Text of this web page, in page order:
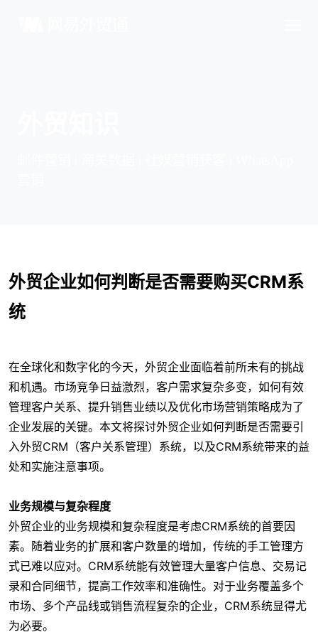
外贸企业如何判断是否需要购买CRM系
统
在全球化和数字化的今天，外贸企业面临着前所未有的挑战
和机遇。市场竞争日益激烈，客户需求复杂多变，如何有效
管理客户关系、提升销售业绩以及优化市场营销策略成为了
企业发展的关键。本文将探讨外贸企业如何判断是否需要引
入外贸CRM（客户关系管理）系统，以及CRM系统带来的益
处和实施注意事项。
业务规模与复杂程度
外贸企业的业务规模和复杂程度是考虑CRM系统的首要因
素。随着业务的扩展和客户数量的增加，传统的手工管理方
式已难以应对。CRM系统能有效管理大量客户信息、交易记
录和合同细节，提高工作效率和准确性。对于业务覆盖多个
市场、多个产品线或销售流程复杂的企业，CRM系统显得尤
为必要。